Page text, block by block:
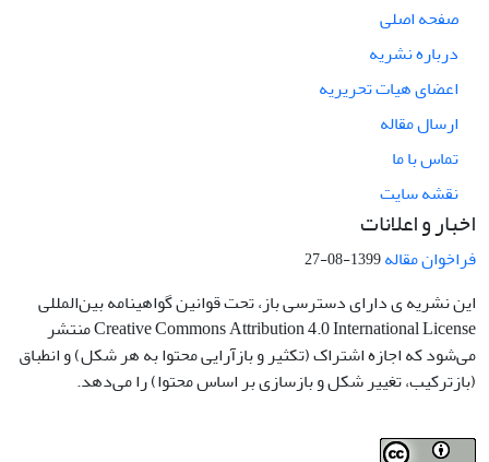
صفحه اصلی
درباره نشریه
اعضای هیات تحریریه
ارسال مقاله
تماس با ما
نقشه سایت
اخبار و اعلانات
فراخوان مقاله1399-08-27
این نشریه ی دارای دسترسی باز، تحت قوانین گواهینامه بین‌المللی
Creative Commons Attribution 4.0 International License منتشر
می‌شود که اجازه اشتراک (تکثیر و بازآرایی محتوا به هر شکل) و انطباق
(بازترکیب، تغییر شکل و بازسازی بر اساس محتوا) را می‌دهد.